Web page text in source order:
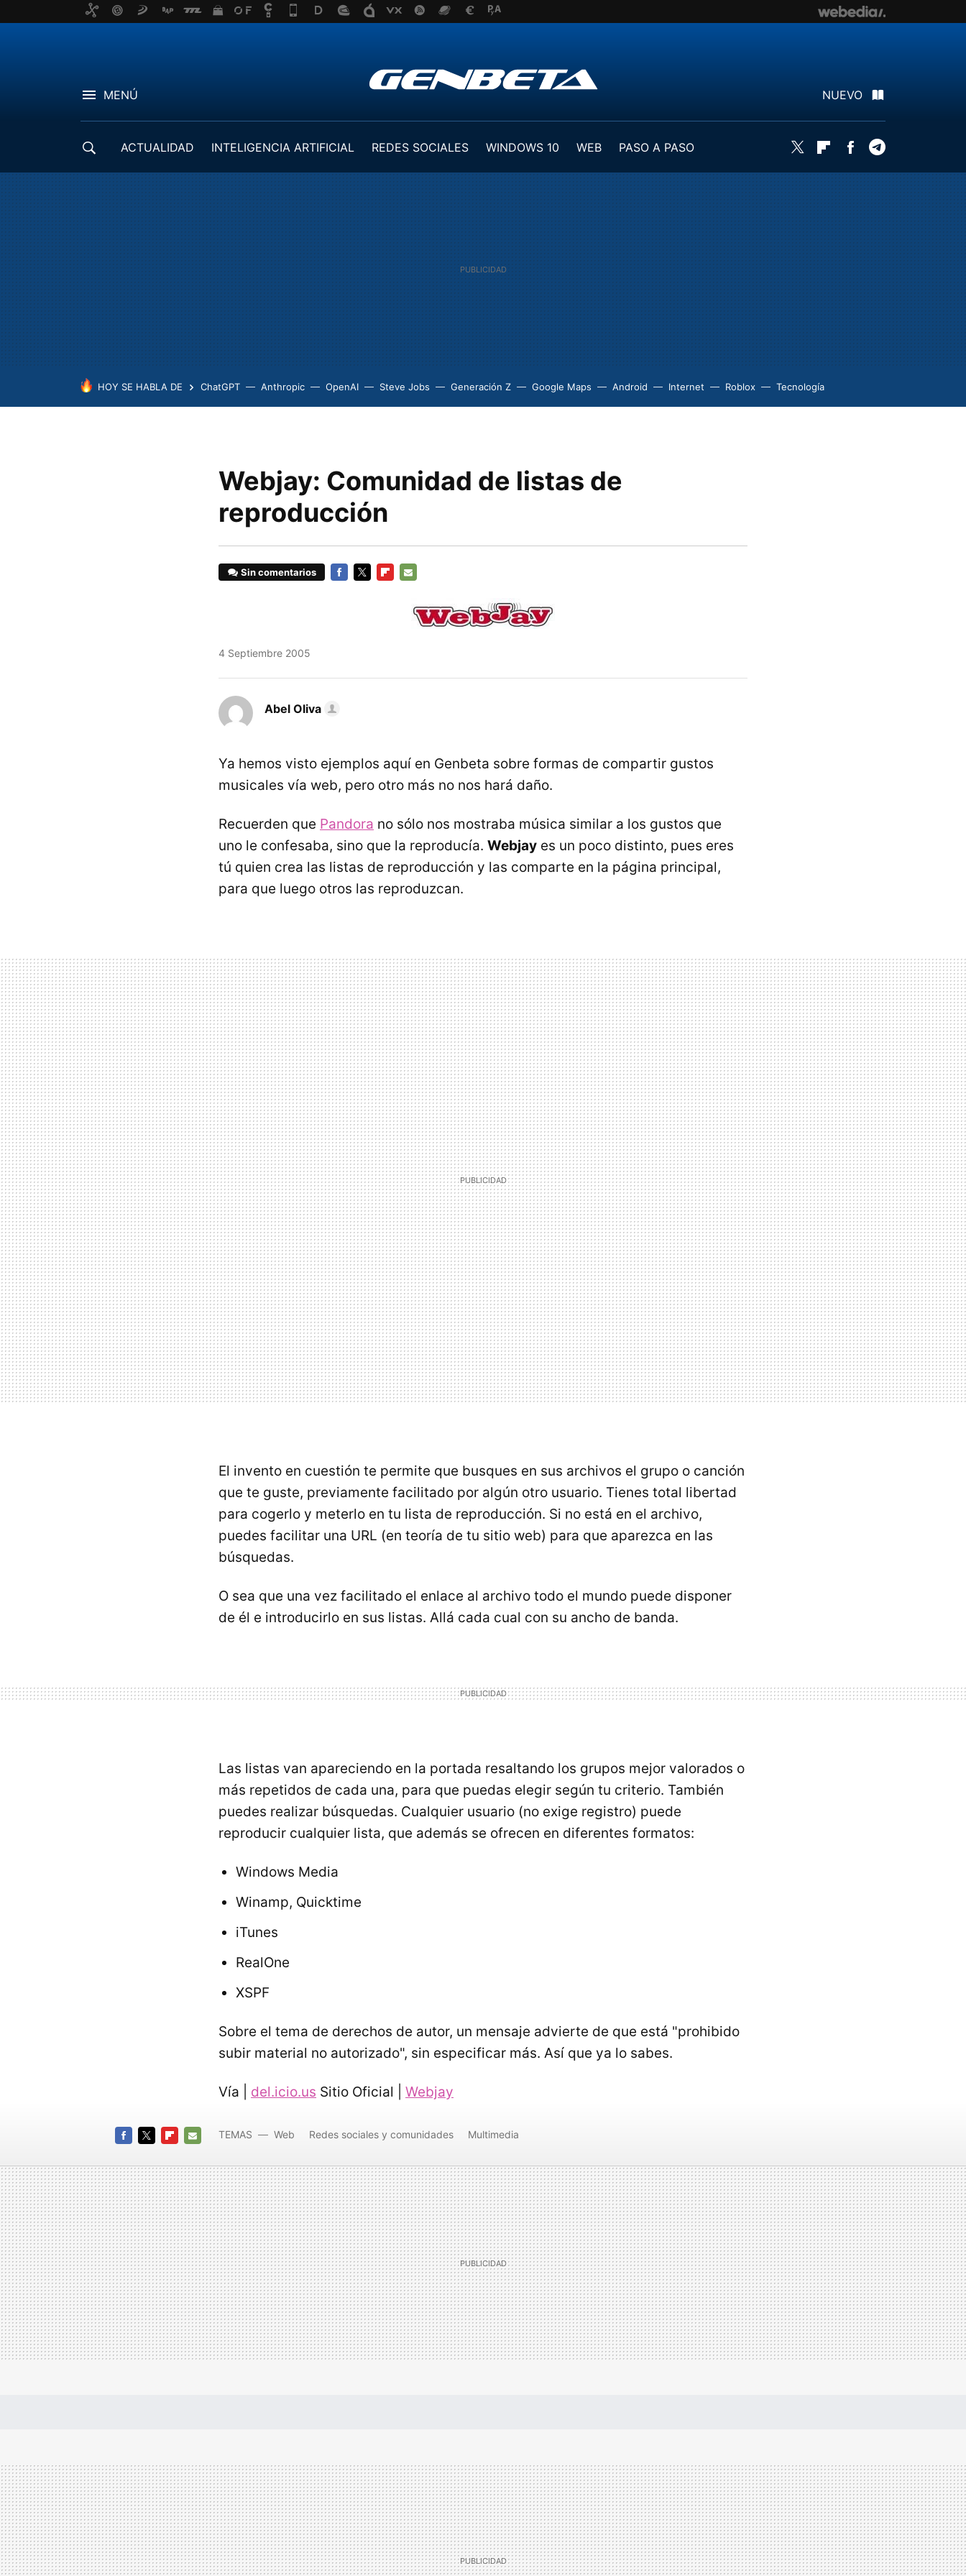
MENÚ NUEVO
ACTUALIDAD INTELIGENCIA ARTIFICIAL REDES SOCIALES WINDOWS 10 WEB
PASO A PASO
Twitter FlipboardFacebook
HOY SE HABLA DE ChatGPT Anthropic OpenAI Steve Jobs Generación Z Google Maps Android Internet Roblox Tecnología
Webjay: Comunidad de listas de
reproducción
Sin comentarios
MAIL
4 Septiembre 2005
Abel Oliva
Ya hemos visto ejemplos aquí en Genbeta sobre formas de compartir gustos
musicales vía web, pero otro más no nos hará daño.
Recuerden que Pandora no sólo nos mostraba música similar a los gustos que
uno le confesaba, sino que la reproducía. Webjay es un poco distinto, pues eres
tú quien crea las listas de reproducción y las comparte en la página principal,
para que luego otros las reproduzcan.
El invento en cuestión te permite que busques en sus archivos el grupo o canción
que te guste, previamente facilitado por algún otro usuario. Tienes total libertad
para cogerlo y meterlo en tu lista de reproducción. Si no está en el archivo,
puedes facilitar una URL (en teoría de tu sitio web) para que aparezca en las
búsquedas.
O sea que una vez facilitado el enlace al archivo todo el mundo puede disponer
de él e introducirlo en sus listas. Allá cada cual con su ancho de banda.
Las listas van apareciendo en la portada resaltando los grupos mejor valorados o
más repetidos de cada una, para que puedas elegir según tu criterio. También
puedes realizar búsquedas. Cualquier usuario (no exige registro) puede
reproducir cualquier lista, que además se ofrecen en diferentes formatos:
Windows Media
Winamp, Quicktime
iTunes
RealOne
XSPF
Sobre el tema de derechos de autor, un mensaje advierte de que está "prohibido
subir material no autorizado", sin especificar más. Así que ya lo sabes.
Vía | del.icio.us Sitio Oficial | Webjay
MAIL
TEMAS Web Redes sociales y comunidades Multimedia